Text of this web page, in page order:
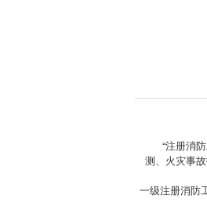
“注册消
测、火灾事
一级注册消防